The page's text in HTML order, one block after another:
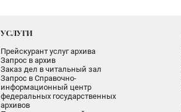
УСЛУГИ
Прейскурант услуг архива
Запрос в архив
Заказ дел в читальный зал
Запрос в Справочно-
информационный центр
федеральных государственных
архивов